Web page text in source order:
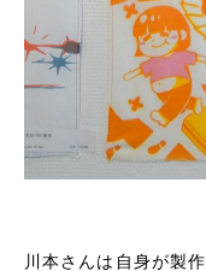
川本さんは自身が製